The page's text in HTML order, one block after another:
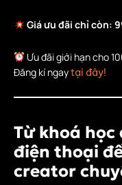
Giá ưu đãi chỉ còn:
Ưu đãi giới hạn cho
Đăng kí ngaytại đây!
Từ khoá
điện thoại
creator